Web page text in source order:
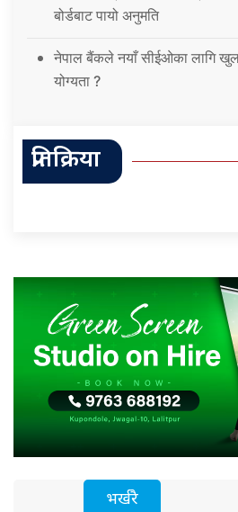
बोर्डबाट पायो अनुमति
नेपाल बैंकले नयाँ सीईओका लागि
योग्यता ?
प्रतिक्रिया
भर्खरै